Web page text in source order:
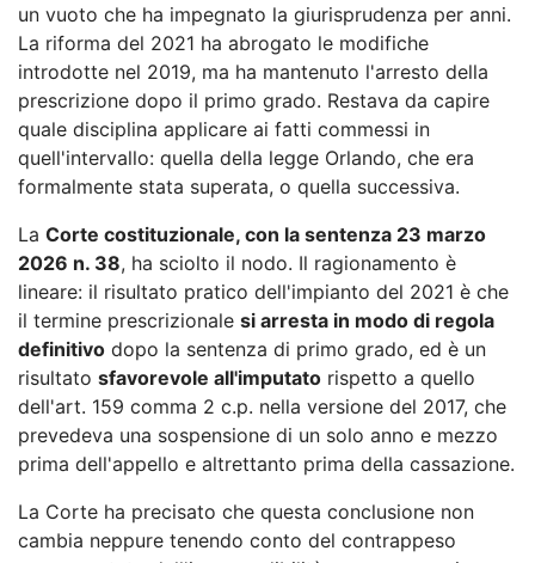
un vuoto che ha impegnato la giurisprudenza per anni.
La riforma del 2021 ha abrogato le modifiche
introdotte nel 2019, ma ha mantenuto l'arresto della
prescrizione dopo il primo grado. Restava da capire
quale disciplina applicare ai fatti commessi in
quell'intervallo: quella della legge Orlando, che era
formalmente stata superata, o quella successiva.
La Corte costituzionale, con la sentenza 23 marzo
2026 n. 38, ha sciolto il nodo. Il ragionamento è
lineare: il risultato pratico dell'impianto del 2021 è che
il termine prescrizionale si arresta in modo di regola
definitivo dopo la sentenza di primo grado, ed è un
risultato sfavorevole all'imputato rispetto a quello
dell'art. 159 comma 2 c.p. nella versione del 2017, che
prevedeva una sospensione di un solo anno e mezzo
prima dell'appello e altrettanto prima della cassazione.
La Corte ha precisato che questa conclusione non
cambia neppure tenendo conto del contrappeso